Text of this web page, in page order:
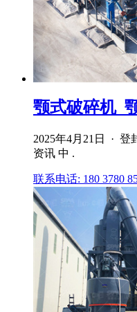
颚式破碎机_
2025年4月21日 ·
资讯 中 .
联系电话: 180 3780